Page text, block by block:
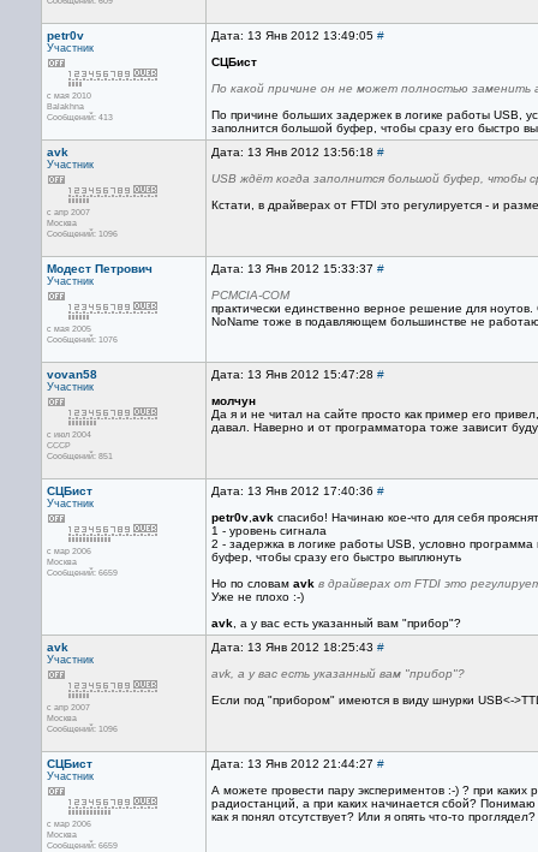
petr0v
Участник
с мая 2010
Balakhna
Сообщений: 413
Дата: 13 Янв 2012 13:49:05 #
СЦБист
По какой причине он не может полностью
По причине больших задержек в логике работы USB,
заполнится большой буфер, чтобы сразу его быстро
avk
Участник
с апр 2007
Москва
Сообщений: 1096
Дата: 13 Янв 2012 13:56:18 #
USB ждёт когда заполнится большой буфер, чтобы
Кстати, в драйверах от FTDI это регулируется - и
Модест Петрович
Участник
с мая 2005
Сообщений: 1076
Дата: 13 Янв 2012 15:33:37 #
PCMCIA-COM
практически единственно верное решение для
NoName тоже в подавляющем большинстве не
vovan58
Участник
с июл 2004
СССР
Сообщений: 851
Дата: 13 Янв 2012 15:47:28 #
молчун
Да я и не читал на сайте просто как пример его
давал. Наверно и от программатора тоже зависит
СЦБист
Участник
с мар 2006
Москва
Сообщений: 6659
Дата: 13 Янв 2012 17:40:36 #
petr0v avk спасибо! Начинаю кое-что для себя
1 - уровень сигнала
2 - задержка в логике работы USB, условно
буфер, чтобы сразу его быстро выплюнуть
Но по словам avk в драйверах от FTDI это
Уже не плохо :-)
avk , а у вас есть указанный вам "прибор"?
avk
Участник
с апр 2007
Москва
Сообщений: 1096
Дата: 13 Янв 2012 18:25:43 #
avk, а у вас есть указанный вам "прибор"?
Если под "прибором" имеются в виду шнурки USB<-
СЦБист
Участник
с мар 2006
Москва
Сообщений: 6659
Дата: 13 Янв 2012 21:44:27 #
А можете провести пару экспериментов :-) ? при
радиостанций, а при каких начинается сбой?
как я понял отсутствует? Или я опять что-то проглядел?